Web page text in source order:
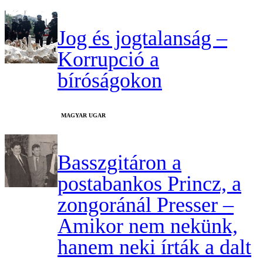
Jog és jogtalanság –
Korrupció a
bíróságokon
MAGYAR UGAR
Basszgitáron a
postabankos Princz, a
zongoránál Presser –
Amikor nem nekünk,
hanem neki írták a dalt